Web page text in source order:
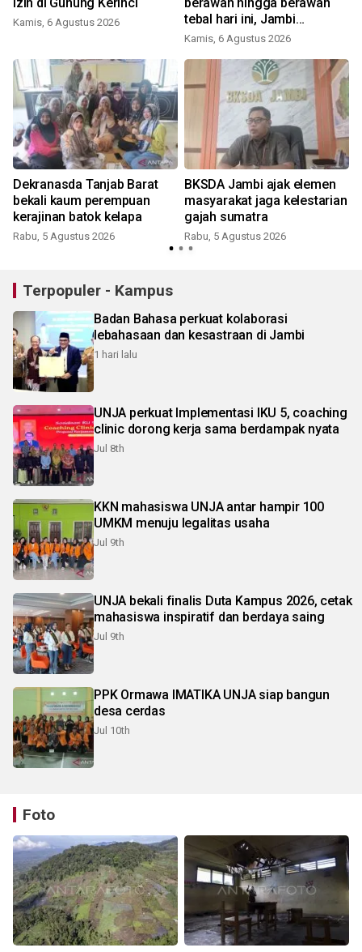
Kamis, 6 Agustus 2026
tebal hari ini, Jambi
berpotensi hujan ringan
Kamis, 6 Agustus 2026
Dekranasda Tanjab Barat
bekali kaum perempuan
kerajinan batok kelapa
Rabu, 5 Agustus 2026
BKSDA Jambi ajak elemen
masyarakat jaga kelestarian
gajah sumatra
Rabu, 5 Agustus 2026
Terpopuler - Kampus
Badan Bahasa perkuat kolaborasi
lebahasaan dan kesastraan di Jambi
1 hari lalu
UNJA perkuat Implementasi IKU 5, coaching
clinic dorong kerja sama berdampak nyata
Jul 8th
KKN mahasiswa UNJA antar hampir 100
UMKM menuju legalitas usaha
Jul 9th
UNJA bekali finalis Duta Kampus 2026, cetak
mahasiswa inspiratif dan berdaya saing
Jul 9th
PPK Ormawa IMATIKA UNJA siap bangun
desa cerdas
Jul 10th
Foto